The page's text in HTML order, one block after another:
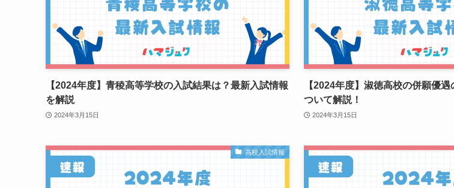
【2024年度】青稜高等学校の入試結果は？最新入試情報
を解説
2024年3月15日
【2024年度】淑徳高校の併願優
ついて解説！
2024年3月15日
高校入試情報